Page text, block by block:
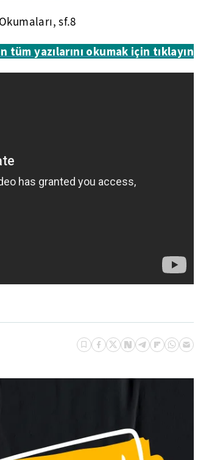
sf.8
yazılarını okumak için tıklayın